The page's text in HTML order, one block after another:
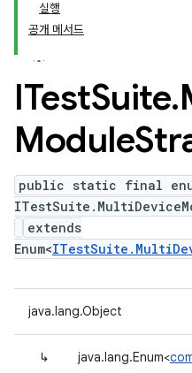
실행
공개 메서드
ITestSuite.
Module
public static final
extends
Enum<
java.lang.Object
↳ java.lang.Enum<